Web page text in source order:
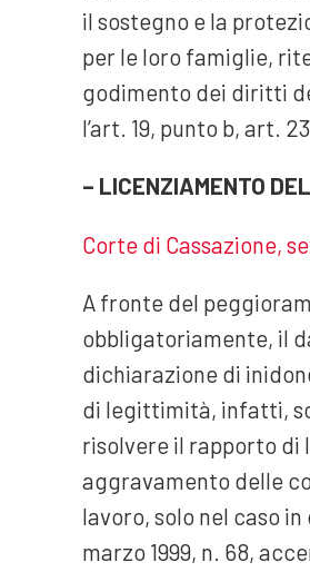
il sostegno e la
per le loro famiglie,
godimento dei diritti
l’art. 19, punto b, art.
– LICENZIAMENTO
Corte di Cassazione,
A fronte del
obbligatoriamente, il
dichiarazione di
di legittimità, infatti,
risolvere il rapporto di
aggravamento delle
lavoro, solo nel caso
marzo 1999, n. 68,